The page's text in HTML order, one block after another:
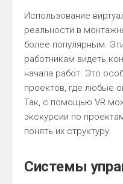
Использование
реальности в
более популярным.
работникам видеть
начала работ. Это
проектов, где любые
Так, с помощью VR
экскурсии по
понять их структуру.
Системы